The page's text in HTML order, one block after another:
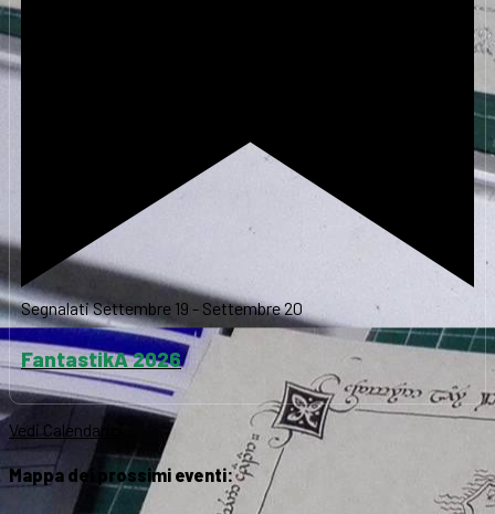
SegnalatiSettembre 19 - Settembre 20
FantastikA 2026
Vedi Calendario
Mappa dei prossimi eventi: